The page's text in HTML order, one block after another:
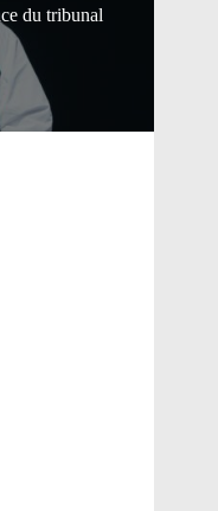
du tribunal